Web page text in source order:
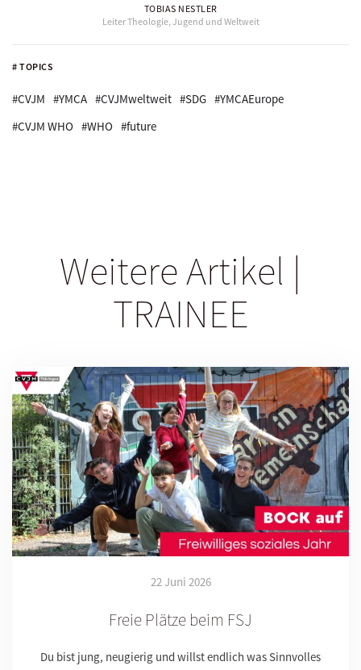
# TOPICS
#CVJM #YMCA #CVJMweltweit #SDG #YMCAEurope
#CVJM WHO #WHO #future
TOBIAS NESTLER
Leiter Theologie, Jugend und Weltweit
Weitere Artikel |
TRAINEE
22 Juni 2026
Freie Plätze beim FSJ
Du bist jung, neugierig und willst endlich was Sinnvolles